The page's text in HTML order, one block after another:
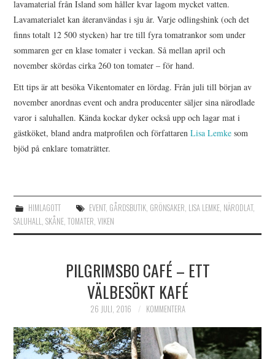
lavamaterial från Island som håller kvar lagom mycket vatten.
Lavamaterialet kan återanvändas i sju år. Varje odlingshink (och det
finns totalt 12 500 stycken) har tre till fyra tomatrankor som under
sommaren ger en klase tomater i veckan. Så mellan april och
november skördas cirka 260 ton tomater – för hand.
Ett tips är att besöka Vikentomater en lördag. Från juli till början av
november anordnas event och andra producenter säljer sina närodlade
varor i saluhallen. Kända kockar dyker också upp och lagar mat i
gästköket, bland andra matprofilen och författarenLisa Lemke som
bjöd på enklare tomaträtter.
HIMLAGOTT EVENT, GÅRDSBUTIK, GRÖNSAKER, LISA LEMKE, NÄRODLAT,
SALUHALL,SKÅNE,TOMATER,VIKEN
PILGRIMSBO CAFÉ – ETT
VÄLBESÖKT KAFÉ
26 JULI, 2016 KOMMENTERA